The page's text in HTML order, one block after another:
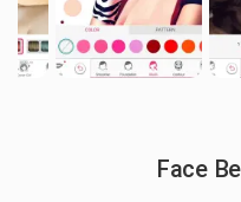
Face